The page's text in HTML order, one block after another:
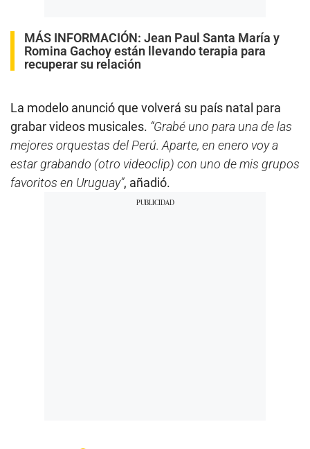
MÁS INFORMACIÓN: Jean Paul Santa María y
Romina Gachoy están llevando terapia para
recuperar su relación
La modelo anunció que volverá su país natal para
grabar videos musicales. “Grabé uno para una de las
mejores orquestas del Perú. Aparte, en enero voy a
estar grabando (otro videoclip) con uno de mis grupos
favoritos en Uruguay”, añadió.